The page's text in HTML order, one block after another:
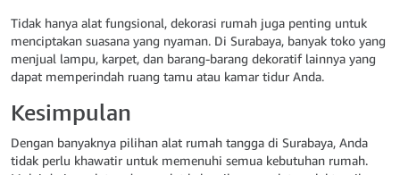
Tidak hanya alat fungsional, dekorasi rumah juga penting untuk
menciptakan suasana yang nyaman. Di Surabaya, banyak toko yang
menjual lampu, karpet, dan barang-barang dekoratif lainnya yang
dapat memperindah ruang tamu atau kamar tidur Anda.
Kesimpulan
Dengan banyaknya pilihan alat rumah tangga di Surabaya, Anda
tidak perlu khawatir untuk memenuhi semua kebutuhan rumah.